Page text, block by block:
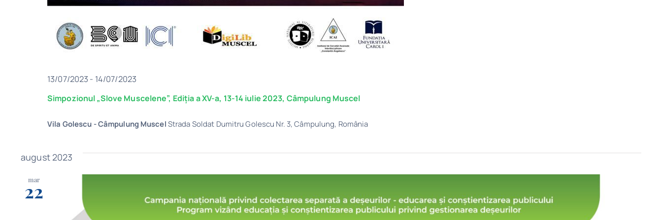
Simpozionul „Slove Muscelene”, Ediția a XV-a, 13-14 iulie 2023, Câmpulung Muscel
13/07/2023 - 14/07/2023
Vila Golescu - Câmpulung MuscelStrada Soldat Dumitru Golescu Nr. 3, Câmpulung, România
august 2023
mar
22